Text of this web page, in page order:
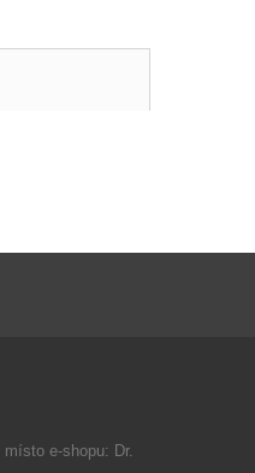
e-shopu: Dr.